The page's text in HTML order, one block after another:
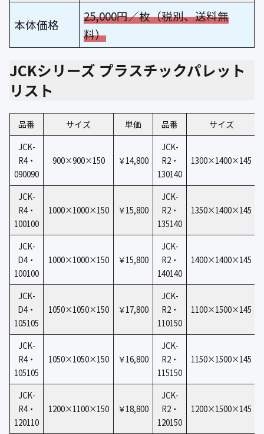
本体価格
25,000円／枚（税別、送料無
料）
JCKシリーズ プラスチックパレット
リスト
品番 サイズ 単価 品番 サイズ
JCK-
R4・
090090
900×900×150 ￥14,800
JCK-
R2・
130140
1300×1400×145
JCK-
R4・
100100
1000×1000×150 ￥15,800
JCK-
R2・
135140
1350×1400×145
JCK-
D4・
100100
1000×1000×150 ￥15,800
JCK-
R2・
140140
1400×1400×145
JCK-
D4・
105105
1050×1050×150 ￥17,800
JCK-
R2・
110150
1100×1500×145
JCK-
R4・
105105
1050×1050×150 ￥16,800
JCK-
R2・
115150
1150×1500×145
JCK-
R4・
120110
1200×1100×150 ￥18,800
JCK-
R2・
120150
1200×1500×145